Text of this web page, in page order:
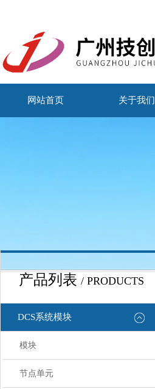
网站首页 关于我们
产品列表 / PRODUCTS
DCS系统模块
模块
节点单元